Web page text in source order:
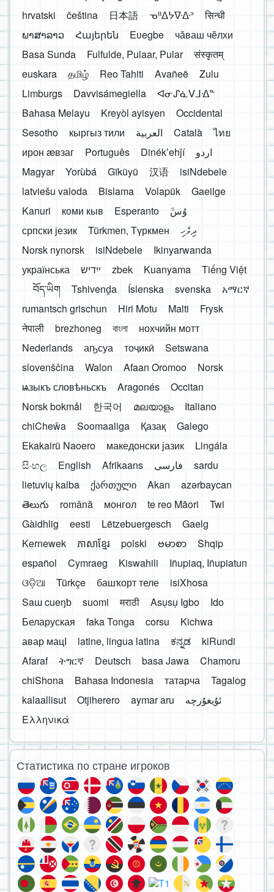
hrvatski
čeština 日本語 ᓀᐦᐃᔭᐍᐏᐣ
सिन्धी
ພາສາລາວ
Հայերեն Eʋegbe
чӑваш чӗлхи
Basa Sunda
Fulfulde, Pulaar, Pular
संस्कृतम्
euskara
தமிழ் Reo Tahiti Avañeẽ
Zulu
Limburgs
Davvisámegiella
ᐊᓂᔑᓈᐯᒧᐎᓐ
Bahasa Melayu
Kreyòl ayisyen
Occidental
Sesotho
кыргыз тили العربية Català
ไทย
ирон æвзаг
Português Dinékʼehǰí
اردو
Magyar
Yorùbá Gĩkũyũ 汉语
isiNdebele
latviešu valoda
Bislama Volapük
Gaeilge
Kanuri
коми кыв Esperanto
َوُسَ
српски језик
Türkmen, Түркмен
ދިވެހި
Norsk nynorsk
isiNdebele
Ikinyarwanda
українська
ייִדיש zbek Kuanyama
Tiếng Việt
བོད་ཡིག
Tshivenḓa Íslenska svenska
አማርኛ
rumantsch grischun
Hiri Motu Malti
Frysk
नेपाली
brezhoneg বাংলা
нохчийн мотт
Nederlands
аҧсуа тоҷикӣ
Setswana
slovenščina
Walon Afaan Oromoo
Norsk
ѩзыкъ словѣньскъ
Aragonés
Occitan
Norsk bokmål
한국어 മലയാളം
Italiano
chiCheŵa
Soomaaliga Қазақ
Galego
Ekakairũ Naoero
македонски јазик
Lingála
සිංහල
English Afrikaans فارسی
sardu
lietuvių kalba
ქართული Akan
azərbaycan
తెలుగు
română монгол te reo Māori
Twi
Gàidhlig
eesti Lëtzebuergesch
Gaelg
Kernewek
ភាសាខ្មែរ polski ဗမာစာ
Shqip
español
Cymraeg Kiswahili
Iñupiaq, Iñupiatun
ଓଡ଼ିଆ
Türkçe башҡорт теле
isiXhosa
Saɯ cueŋƅ
suomi मराठी Asụsụ Igbo
Ido
Беларуская
faka Tonga corsu
Kichwa
авар мацӀ
latine, lingua latina ಕನ್ನಡ
kiRundi
Afaraf
ትግርኛ Deutsch basa Jawa
Chamoru
chiShona
Bahasa Indonesia татарча
Tagalog
kalaallisut
Otjiherero aymar aru
Ελληνικά
Статистика по стране игроков